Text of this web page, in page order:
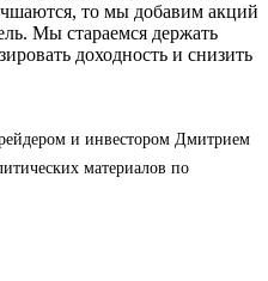
то мы добавим акций
Мы стараемся держать
доходность и снизить
и инвестором Дмитрием
материалов по